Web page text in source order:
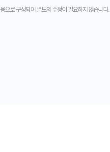
으로 구성되어 별도의 수정이 필요하지 않습니다.